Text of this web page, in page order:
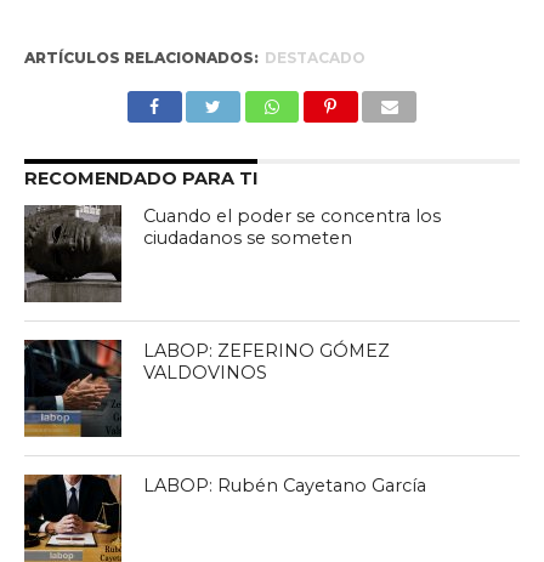
ARTÍCULOS RELACIONADOS: DESTACADO
RECOMENDADO PARA TI
Cuando el poder se concentra los
ciudadanos se someten
LABOP: ZEFERINO GÓMEZ
VALDOVINOS
LABOP: Rubén Cayetano García